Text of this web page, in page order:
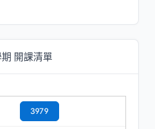
開課清單
3979